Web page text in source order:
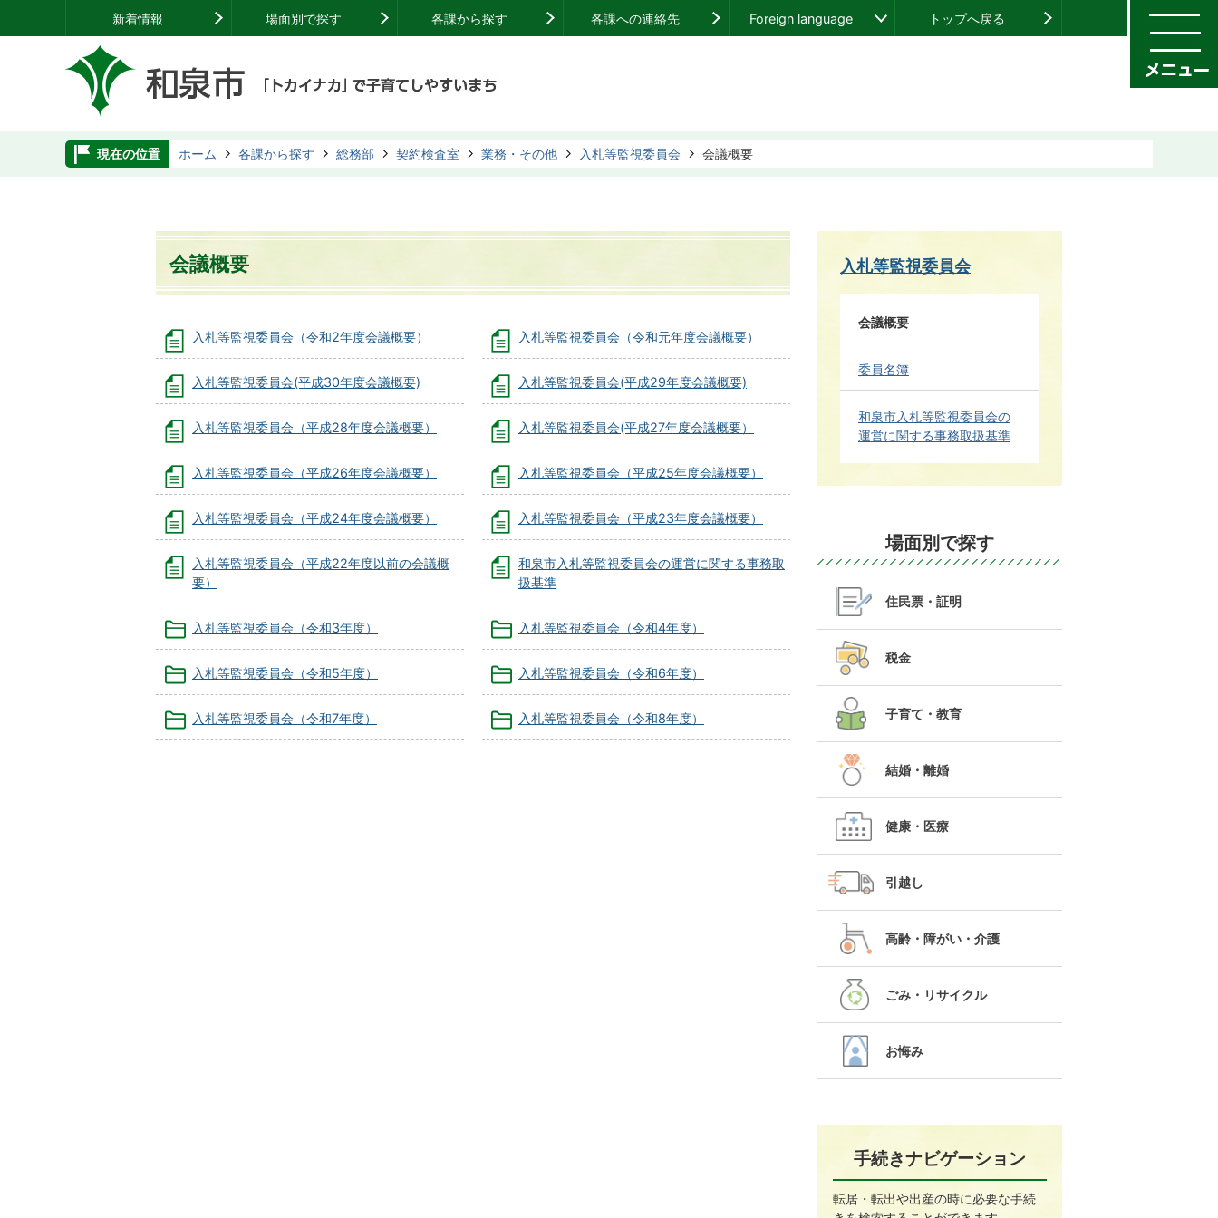
新着情報 場面別で探す 各課から探す 各課への連絡先 Foreign language トップへ戻る
現在の位置 ホーム 各課から探す 総務部 契約検査室 業務・その他 入札等監視委員会 会議概要
会議概要
入札等監視委員会（令和2年度会議概要） 入札等監視委員会（令和元年度会議概要）
入札等監視委員会(平成30年度会議概要) 入札等監視委員会(平成29年度会議概要)
入札等監視委員会（平成28年度会議概要） 入札等監視委員会(平成27年度会議概要）
入札等監視委員会（平成26年度会議概要） 入札等監視委員会（平成25年度会議概要）
入札等監視委員会（平成24年度会議概要） 入札等監視委員会（平成23年度会議概要）
入札等監視委員会（平成22年度以前の会議概
要）
和泉市入札等監視委員会の運営に関する事務取
扱基準
入札等監視委員会（令和3年度） 入札等監視委員会（令和4年度）
入札等監視委員会（令和5年度） 入札等監視委員会（令和6年度）
入札等監視委員会（令和7年度） 入札等監視委員会（令和8年度）
入札等監視委員会
会議概要
委員名簿
和泉市入札等監視委員会の
運営に関する事務取扱基準
場面別で探す
住民票・証明
税金
子育て・教育
結婚・離婚
健康・医療
引越し
高齢・障がい・介護
ごみ・リサイクル
お悔み
手続きナビゲーション
転居・転出や出産の時に必要な手続